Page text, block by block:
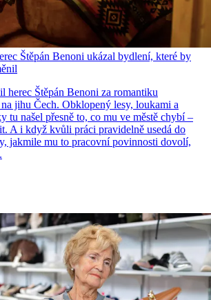
Štěpán Benoni ukázal bydlení, které by
herec Štěpán Benoni za romantiku
jihu Čech. Obklopený lesy, loukami a
tu našel přesně to, co mu ve městě chybí –
A i když kvůli práci pravidelně usedá do
jakmile mu to pracovní povinnosti dovolí,